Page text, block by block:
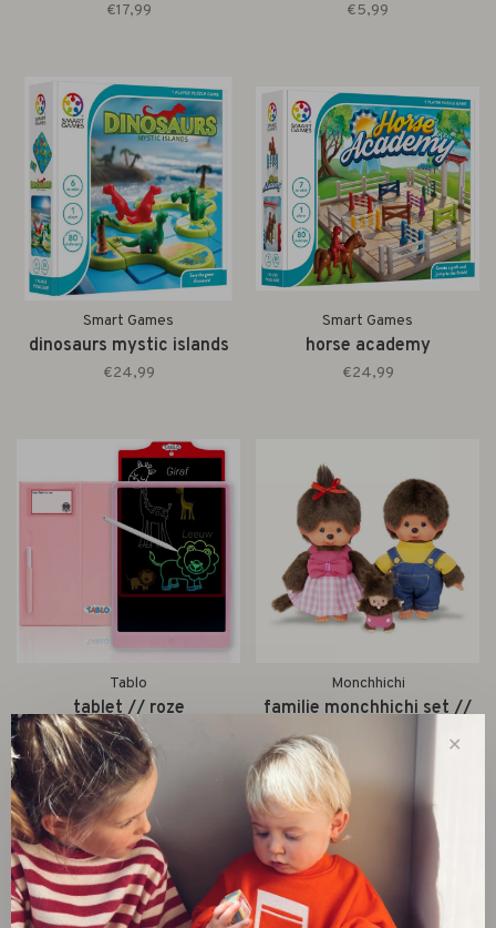
€17,99 €5,99
Smart Games
dinosaurs mystic islands
€24,99
Smart Games
horse academy
€24,99
Tablo
tablet // roze
€64,99
Monchhichi
familie monchhichi set //
✕